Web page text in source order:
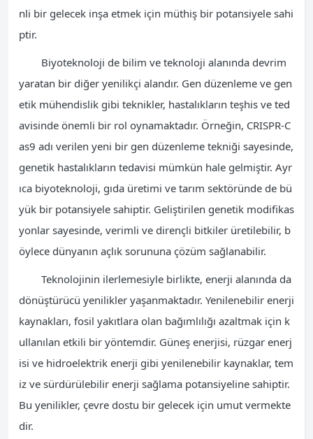
nli bir gelecek inşa etmek için müthiş bir potansiyele sahi
ptir.
Biyoteknoloji de bilim ve teknoloji alanında devrim
yaratan bir diğer yenilikçi alandır. Gen düzenleme ve gen
etik mühendislik gibi teknikler, hastalıkların teşhis ve ted
avisinde önemli bir rol oynamaktadır. Örneğin, CRISPR-C
as9 adı verilen yeni bir gen düzenleme tekniği sayesinde,
genetik hastalıkların tedavisi mümkün hale gelmiştir. Ayr
ıca biyoteknoloji, gıda üretimi ve tarım sektöründe de bü
yük bir potansiyele sahiptir. Geliştirilen genetik modifikas
yonlar sayesinde, verimli ve dirençli bitkiler üretilebilir, b
öylece dünyanın açlık sorununa çözüm sağlanabilir.
Teknolojinin ilerlemesiyle birlikte, enerji alanında da
dönüştürücü yenilikler yaşanmaktadır. Yenilenebilir enerji
kaynakları, fosil yakıtlara olan bağımlılığı azaltmak için k
ullanılan etkili bir yöntemdir. Güneş enerjisi, rüzgar enerj
isi ve hidroelektrik enerji gibi yenilenebilir kaynaklar, tem
iz ve sürdürülebilir enerji sağlama potansiyeline sahiptir.
Bu yenilikler, çevre dostu bir gelecek için umut vermekte
dir.